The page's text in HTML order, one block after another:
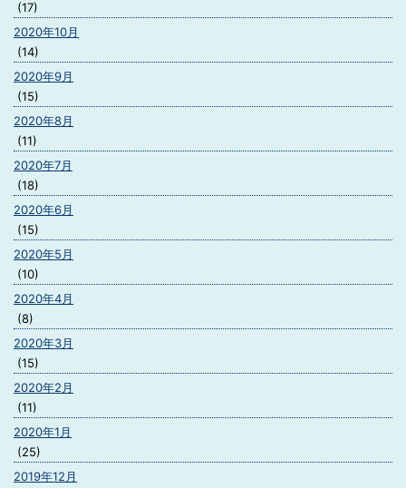
(17)
2020年10月
(14)
2020年9月
(15)
2020年8月
(11)
2020年7月
(18)
2020年6月
(15)
2020年5月
(10)
2020年4月
(8)
2020年3月
(15)
2020年2月
(11)
2020年1月
(25)
2019年12月